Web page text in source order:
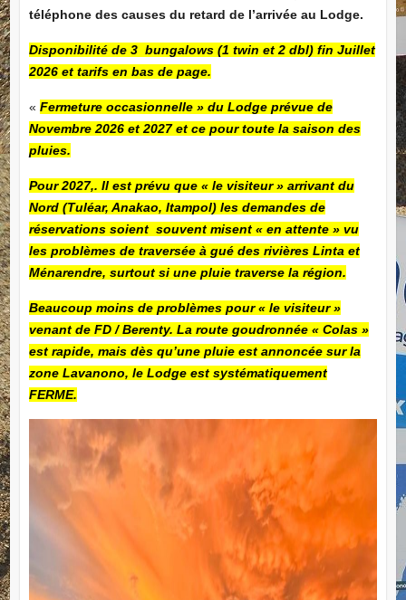
téléphone des causes du retard de l’arrivée au Lodge.
Disponibilité de 3 bungalows (1 twin et 2 dbl) fin Juillet
2026 et tarifs en bas de page.
« Fermeture occasionnelle » du Lodge prévue de
Novembre 2026 et 2027 et ce pour toute la saison des
pluies.
Pour 2027,. Il est prévu que « le visiteur » arrivant du
Nord (Tuléar, Anakao, Itampol) les demandes de
réservations soient souvent misent « en attente » vu
les problèmes de traversée à gué des rivières Linta et
Ménarendre, surtout si une pluie traverse la région.
Beaucoup moins de problèmes pour « le visiteur »
venant de FD / Berenty. La route goudronnée « Colas »
est rapide, mais dès qu’une pluie est annoncée sur la
zone Lavanono, le Lodge est systématiquement
FERME.